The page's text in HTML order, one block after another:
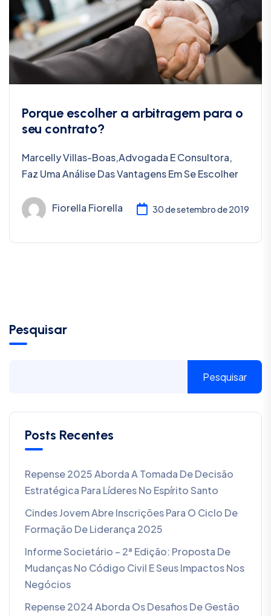
Porque escolher a arbitragem para o
seu contrato?
Marcelly Villas-Boas,advogada E Consultora,
Faz Uma Análise Das Vantagens Em Se Escolher
Fiorella Fiorella 30 de setembro de 2019
Pesquisar
Pesquisar
Posts Recentes
Repense 2025 Aborda A Tomada De Decisão
Estratégica Para Líderes No Espírito Santo
Cindes Jovem Abre Inscrições Para O Ciclo De
Formação De Liderança 2025
Informe Societário – 2ª Edição: Proposta De
Mudanças No Código Civil E Seus Impactos Nos
Negócios
Repense 2024 Aborda Os Desafios De Gestão